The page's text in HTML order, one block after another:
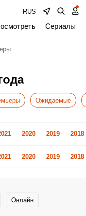
RUS
Сериалы
Ожидаемые
2020 2019 2018
2020 2019 2018
Онлайн